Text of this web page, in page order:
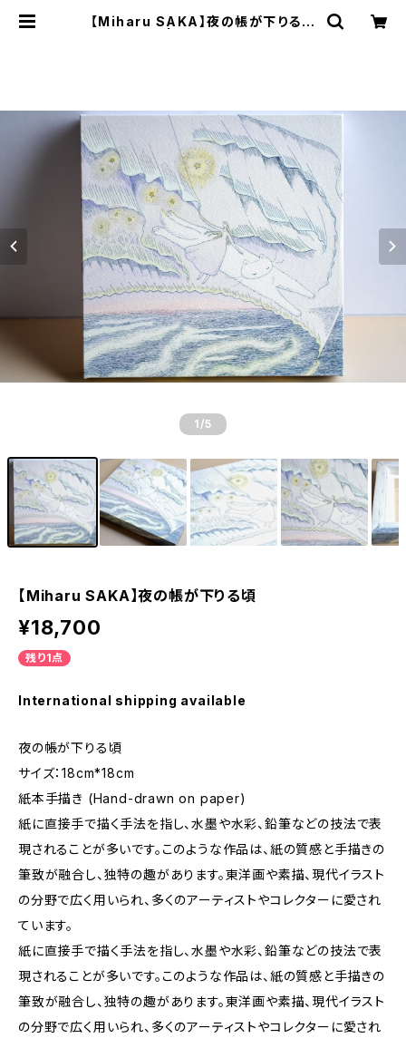
【Miharu SAKA】夜の帳が下りる頃
1 /5
【Miharu SAKA】夜の帳が下りる頃
¥18,700
残り1点
International shipping available
夜の帳が下りる頃
サイズ：18cm*18cm
紙本手描き (Hand-drawn on paper)
紙に直接手で描く手法を指し、水墨や水彩、鉛筆などの技法で表
現されることが多いです。このような作品は、紙の質感と手描きの
筆致が融合し、独特の趣があります。東洋画や素描、現代イラスト
の分野で広く用いられ、多くのアーティストやコレクターに愛され
ています。
紙に直接手で描く手法を指し、水墨や水彩、鉛筆などの技法で表
現されることが多いです。このような作品は、紙の質感と手描きの
筆致が融合し、独特の趣があります。東洋画や素描、現代イラスト
の分野で広く用いられ、多くのアーティストやコレクターに愛され